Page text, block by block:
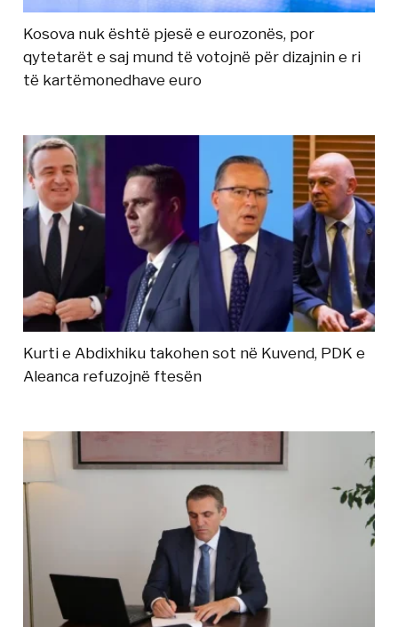
Kosova nuk është pjesë e eurozonës, por
qytetarët e saj mund të votojnë për dizajnin e ri
të kartëmonedhave euro
Kurti e Abdixhiku takohen sot në Kuvend, PDK e
Aleanca refuzojnë ftesën